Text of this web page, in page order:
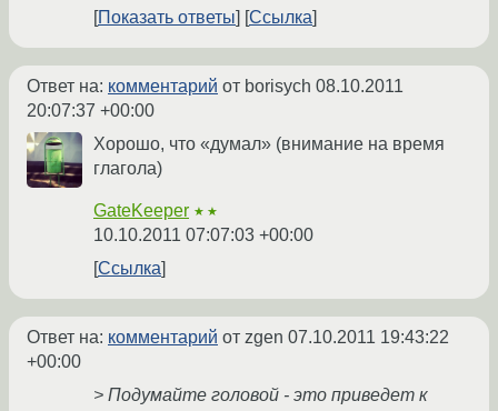
Показать ответы
Ссылка
Ответ на: комментарий от borisych 08.10.2011
20:07:37 +00:00
Хорошо, что «думал» (внимание на время
глагола)
GateKeeper ★★
10.10.2011 07:07:03 +00:00
Ссылка
Ответ на: комментарий от zgen 07.10.2011 19:43:22
+00:00
> Подумайте головой - это приведет к